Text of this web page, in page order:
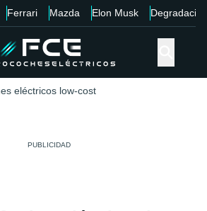
Ferrari Mazda Elon Musk Degradación
eléctricos low-cost